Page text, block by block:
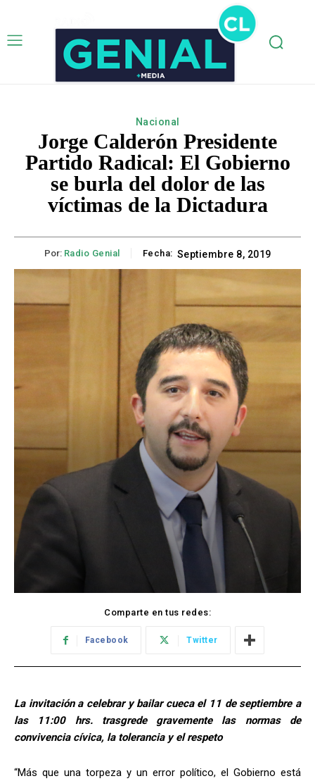
Nacional
Jorge Calderón Presidente
Partido Radical: El Gobierno
se burla del dolor de las
víctimas de la Dictadura
Por: Radio Genial Fecha: Septiembre 8, 2019
Comparte en tus redes:
Facebook Twitter
La invitación a celebrar y bailar cueca el 11 de septiembre a
las 11:00 hrs. trasgrede gravemente las normas de
convivencia cívica, la tolerancia y el respeto
“Más que una torpeza y un error político, el Gobierno está